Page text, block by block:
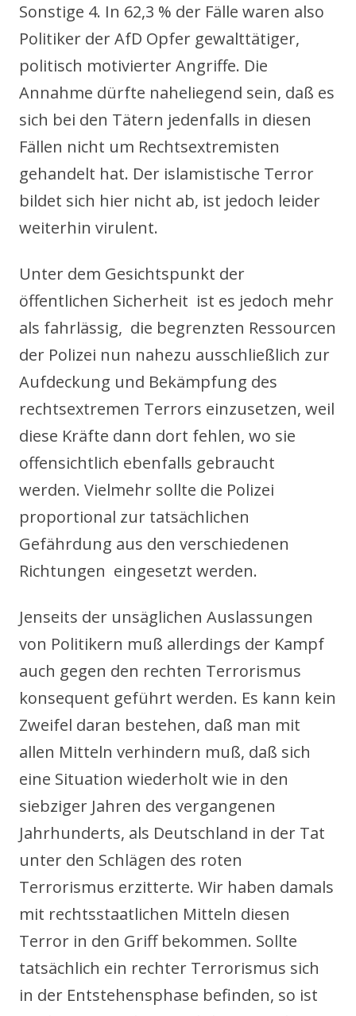
Sonstige 4. In 62,3 % der Fälle waren also
Politiker der AfD Opfer gewalttätiger,
politisch motivierter Angriffe. Die
Annahme dürfte naheliegend sein, daß es
sich bei den Tätern jedenfalls in diesen
Fällen nicht um Rechtsextremisten
gehandelt hat. Der islamistische Terror
bildet sich hier nicht ab, ist jedoch leider
weiterhin virulent.
Unter dem Gesichtspunkt der
öffentlichen Sicherheit ist es jedoch mehr
als fahrlässig, die begrenzten Ressourcen
der Polizei nun nahezu ausschließlich zur
Aufdeckung und Bekämpfung des
rechtsextremen Terrors einzusetzen, weil
diese Kräfte dann dort fehlen, wo sie
offensichtlich ebenfalls gebraucht
werden. Vielmehr sollte die Polizei
proportional zur tatsächlichen
Gefährdung aus den verschiedenen
Richtungen eingesetzt werden.
Jenseits der unsäglichen Auslassungen
von Politikern muß allerdings der Kampf
auch gegen den rechten Terrorismus
konsequent geführt werden. Es kann kein
Zweifel daran bestehen, daß man mit
allen Mitteln verhindern muß, daß sich
eine Situation wiederholt wie in den
siebziger Jahren des vergangenen
Jahrhunderts, als Deutschland in der Tat
unter den Schlägen des roten
Terrorismus erzitterte. Wir haben damals
mit rechtsstaatlichen Mitteln diesen
Terror in den Griff bekommen. Sollte
tatsächlich ein rechter Terrorismus sich
in der Entstehensphase befinden, so ist